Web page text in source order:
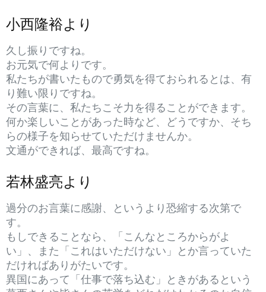
小西隆裕より
久し振りですね。
お元気で何よりです。
私たちが書いたもので勇気を得ておられるとは、有
り難い限りですね。
その言葉に、私たちこそ力を得ることができます。
何か楽しいことがあった時など、どうですか、そち
らの様子を知らせていただけませんか。
文通ができれば、最高ですね。
若林盛亮より
過分のお言葉に感謝、というより恐縮する次第で
す。
もしできることなら、「こんなところからがよ
い」、また「これはいただけない」とか言っていた
だければありがたいです。
異国にあって「仕事で落ち込む」ときがあるという